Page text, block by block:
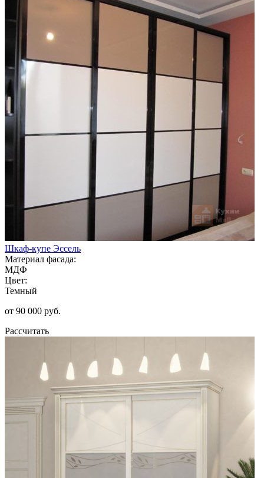
Шкаф-купе Эссель
Материал фасада:
МДФ
Цвет:
Темный
от 90 000 руб.
Рассчитать